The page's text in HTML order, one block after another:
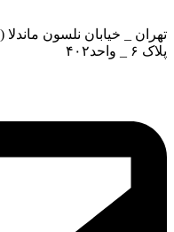
تهران _ خیابان نلسون
پلاک ۶ _ واحد۴۰۲